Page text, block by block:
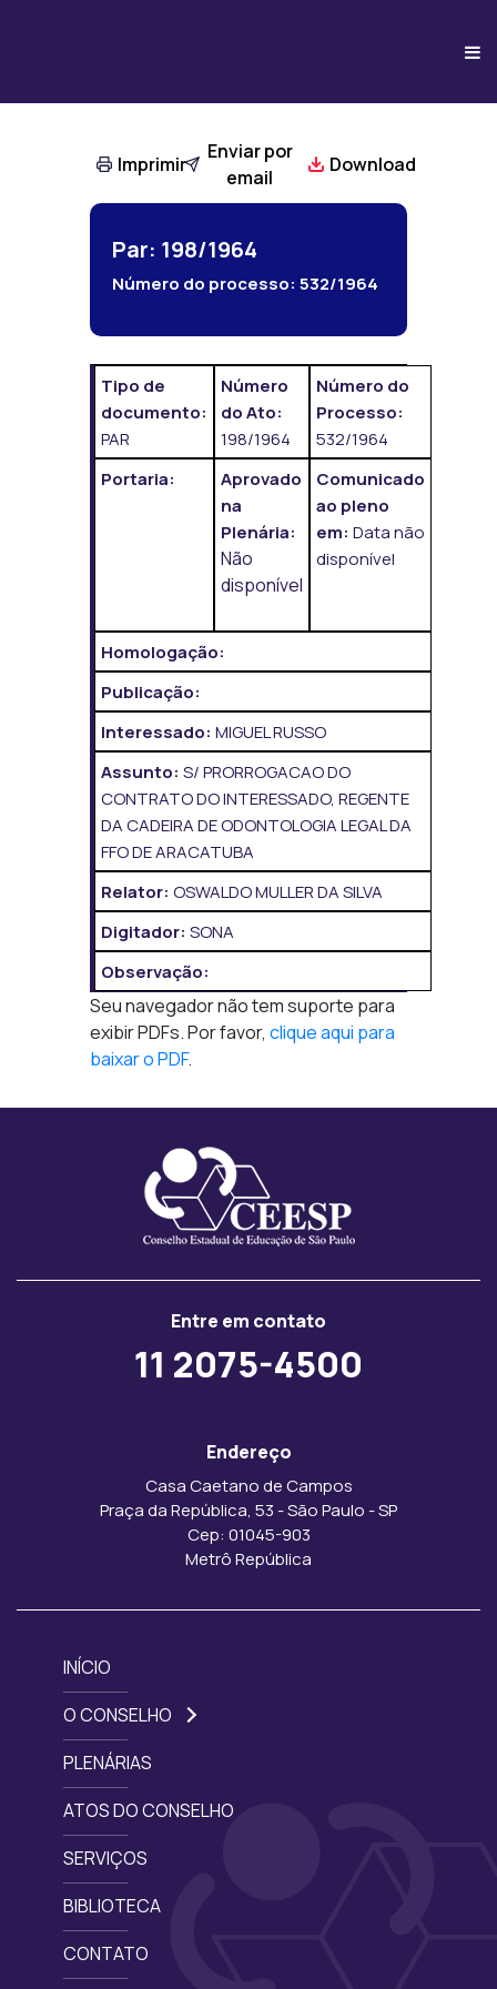
Imprimir
Enviar por
email
Download
Par: 198/1964
Número do processo: 532/1964
Tipo de
documento:
PAR
Número
do Ato:
198/1964
Número do
Processo:
532/1964
Portaria:
Aprovado
na
Plenária:
Não
disponível
Comunicado
ao pleno
em: Data não
disponível
Homologação:
Publicação:
Interessado: MIGUEL RUSSO
Assunto: S/ PRORROGACAO DO
CONTRATO DO INTERESSADO, REGENTE
DA CADEIRA DE ODONTOLOGIA LEGAL DA
FFO DE ARACATUBA
Relator: OSWALDO MULLER DA SILVA
Digitador: SONA
Observação:
Seu navegador não tem suporte para
exibir PDFs. Por favor, clique aqui para
baixar o PDF.
Entre em contato
11 2075-4500
Endereço
Casa Caetano de Campos
Praça da República, 53 - São Paulo - SP
Cep: 01045-903
Metrô República
INÍCIO
O CONSELHO
PLENÁRIAS
ATOS DO CONSELHO
SERVIÇOS
BIBLIOTECA
CONTATO